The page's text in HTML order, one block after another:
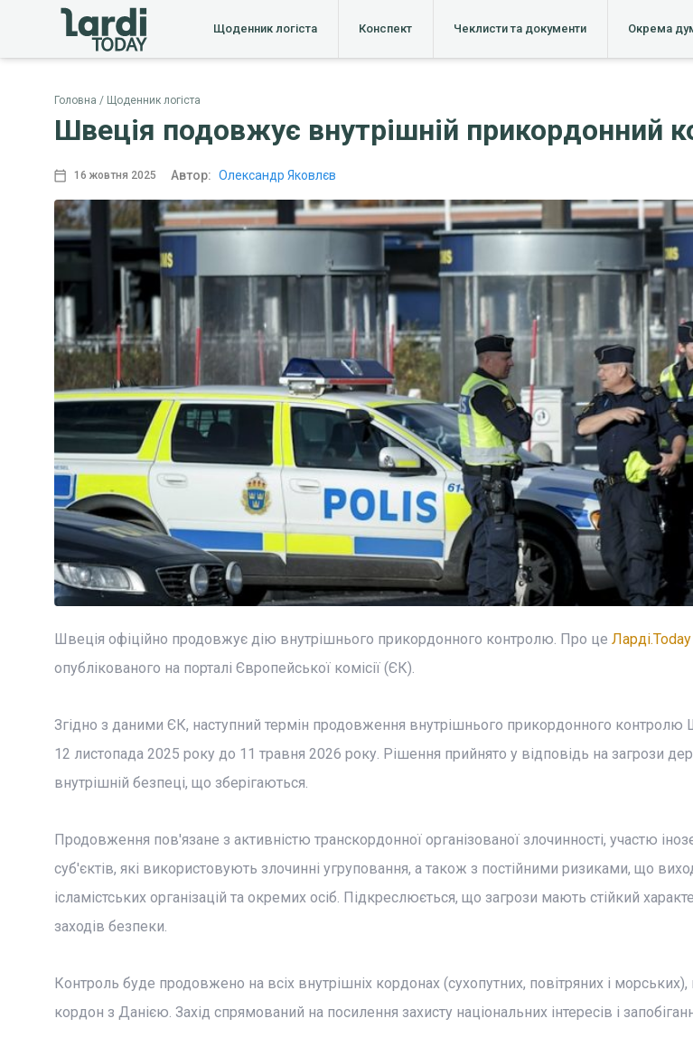
Щоденник логіста Конспект Чеклисти та документи Окрема
Головна Щоденник логіста
Швеція подовжує внутрішній прикордонний
16 жовтня 2025 Автор: Олександр Яковлєв
Швеція офіційно продовжує дію внутрішнього прикордонного контролю. Про це Ларді.Today
опублікованого на порталі Європейської комісії (ЄК).
Згідно з даними ЄК, наступний термін продовження внутрішнього прикордонного
12 листопада 2025 року до 11 травня 2026 року. Рішення прийнято у відповідь на загрози
внутрішній безпеці, що зберігаються.
Продовження пов'язане з активністю транскордонної організованої злочинності, участю
суб'єктів, які використовують злочинні угруповання, а також з постійними ризиками, що
ісламістських організацій та окремих осіб. Підкреслюється, що загрози мають стійкий
заходів безпеки.
Контроль буде продовжено на всіх внутрішніх кордонах (сухопутних, повітряних і
кордон з Данією. Захід спрямований на посилення захисту національних інтересів і